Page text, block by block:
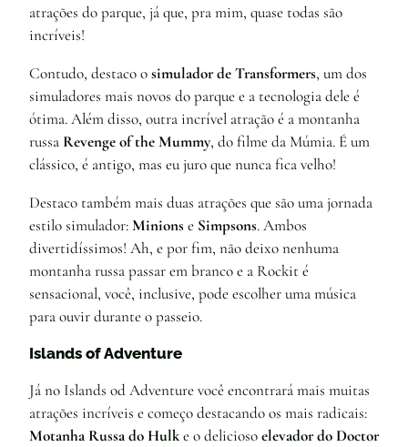
atrações do parque, já que, pra mim, quase todas são
incríveis!
Contudo, destaco osimulador de Transformers, um dos
simuladores mais novos do parque e a tecnologia dele é
ótima. Além disso, outra incrível atração é a montanha
russa Revenge of the Mummy, do filme da Múmia. É um
clássico, é antigo, mas eu juro que nunca fica velho!
Destaco também mais duas atrações que são uma jornada
estilo simulador:Minionse Simpsons. Ambos
divertidíssimos! Ah, e por fim, não deixo nenhuma
montanha russa passar em branco e a Rockit é
sensacional, você, inclusive, pode escolher uma música
para ouvir durante o passeio.
Islands of Adventure
Já no Islands od Adventure você encontrará mais muitas
atrações incríveis e começo destacando os mais radicais:
Motanha Russa do Hulke o deliciosoelevador do Doctor